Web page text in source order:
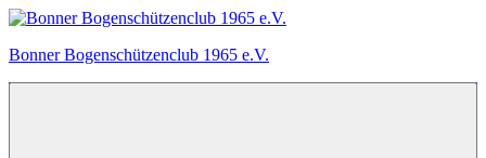
Zum
springen
Bonner Bogenschützenclub 1965 e.V.